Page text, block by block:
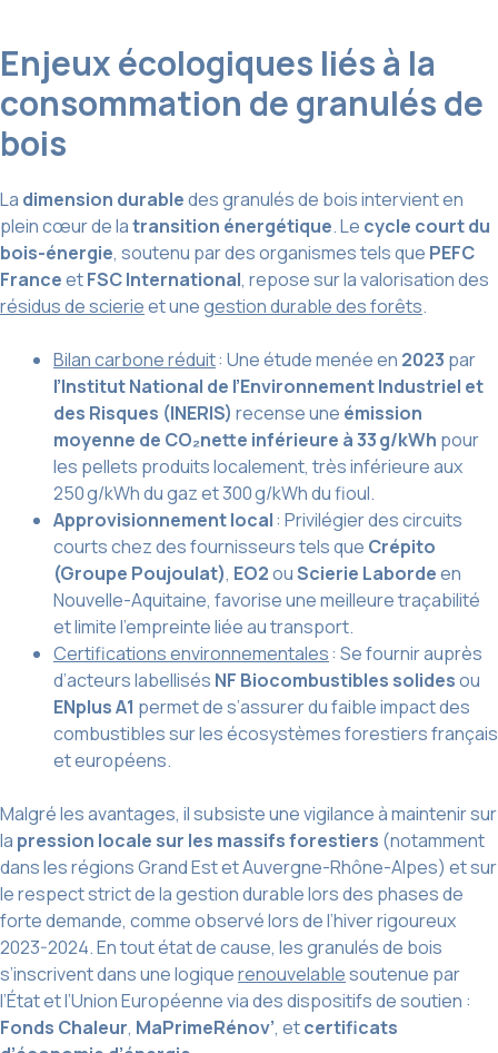
Enjeux écologiques liés à la
consommation de granulés de
bois
La dimension durabledes granulés de bois intervient en
plein cœur de latransition énergétique. Le cycle court du
bois-énergie, soutenu par des organismes tels que PEFC
FranceetFSC International, repose sur la valorisation des
résidus de scierieet unegestion durable des forêts.
Bilan carbone réduit: Une étude menée en 2023 par
l’Institut National de l’Environnement Industriel et
des Risques (INERIS) recense une émission
moyenne de CO₂nette inférieure à 33 g/kWh pour
les pellets produits localement, très inférieure aux
250 g/kWh du gaz et 300 g/kWh du fioul.
Approvisionnement local: Privilégier des circuits
courts chez des fournisseurs tels que Crépito
(Groupe Poujoulat), EO2ouScierie Labordeen
Nouvelle-Aquitaine, favorise une meilleure traçabilité
et limite l’empreinte liée au transport.
Certifications environnementales: Se fournir auprès
d’acteurs labellisés NF Biocombustibles solidesou
ENplus A1 permet de s’assurer du faible impact des
combustibles sur les écosystèmes forestiers français
et européens.
Malgré les avantages, il subsiste une vigilance à maintenir sur
la pression locale sur les massifs forestiers (notamment
dans les régions Grand Est et Auvergne-Rhône-Alpes) et sur
le respect strict de la gestion durable lors des phases de
forte demande, comme observé lors de l’hiver rigoureux
2023-2024. En tout état de cause, les granulés de bois
s’inscrivent dans une logiquerenouvelablesoutenue par
l’État et l’Union Européenne via des dispositifs de soutien :
Fonds Chaleur, MaPrimeRénov’, etcertificats